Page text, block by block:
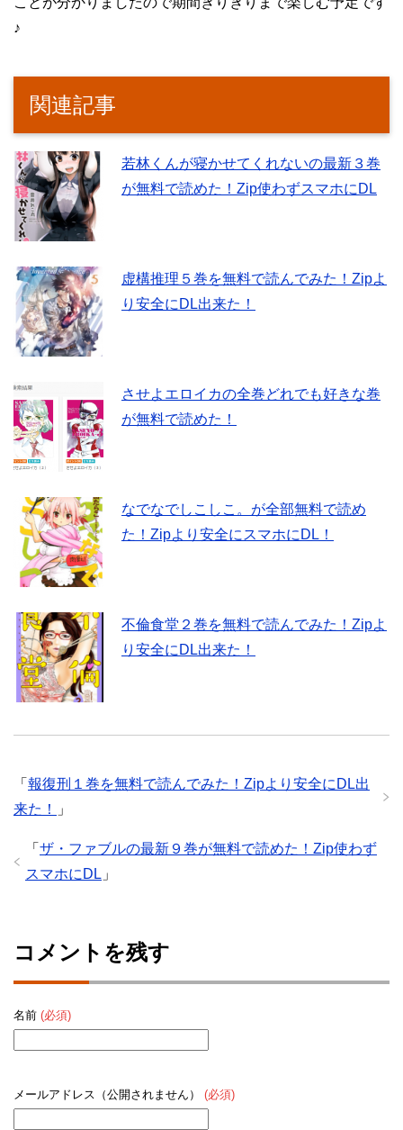
♪
関連記事
若林くんが寝かせてくれないの最新３巻
が無料で読めた！Zip使わずスマホにDL
虚構推理５巻を無料で読んでみた！Zipよ
り安全にDL出来た！
させよエロイカの全巻どれでも好きな巻
が無料で読めた！
なでなでしこしこ。が全部無料で読め
た！Zipより安全にスマホにDL！
不倫食堂２巻を無料で読んでみた！Zipよ
り安全にDL出来た！
「 報復刑１巻を無料で読んでみた！Zipより安全にDL出
来た！
」
「 ザ・ファブルの最新９巻が無料で読めた！Zip使わず
スマホにDL 」
コメントを残す
名前 (必須)
メールアドレス（公開されません） (必須)